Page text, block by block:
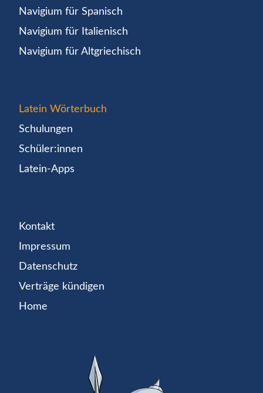
Navigium für Spanisch
Navigium für Italienisch
Navigium für Altgriechisch
Latein Wörterbuch
Schulungen
Schüler:innen
Latein-Apps
Kontakt
Impressum
Datenschutz
Verträge kündigen
Home